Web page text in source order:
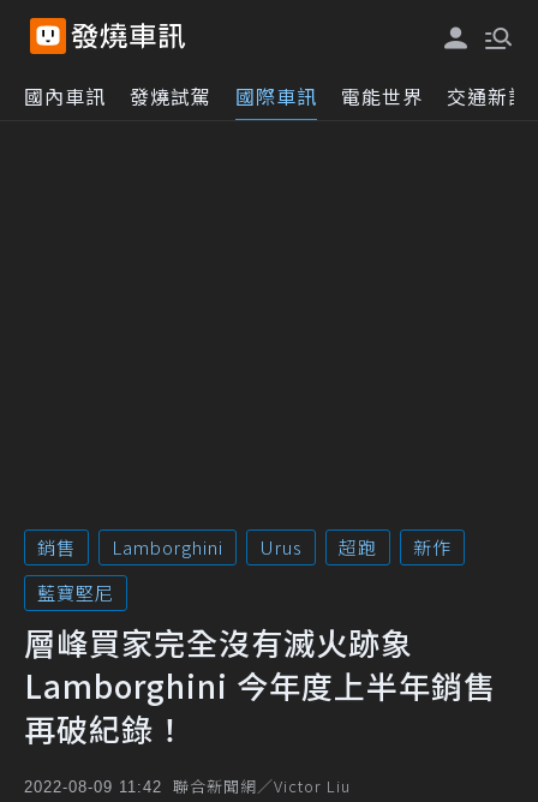
國內車訊 發燒試駕 國際車訊 電能世界 交通新訊
銷售 Lamborghini Urus 超跑
新作
藍寶堅尼
層峰買家完全沒有滅火跡象
Lamborghini 今年度上半年銷售
再破紀錄！
2022-08-09 11:42 聯合新聞網／Victor Liu